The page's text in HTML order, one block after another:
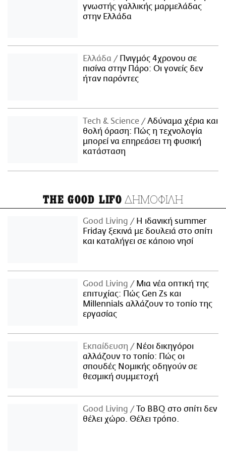
γνωστής γαλλικής μαρμελάδας
στην Ελλάδα
Ελλάδα
Πνιγμός 4χρονου σε
πισίνα στην Πάρο: Οι γονείς δεν
ήταν παρόντες
Τech & Science
Αδύναμα χέρια και
θολή όραση: Πώς η τεχνολογία
μπορεί να επηρεάσει τη φυσική
κατάσταση
THE GOOD LIFO ΔΗΜΟΦΙΛΗ
Good Living
Η ιδανική summer
Friday ξεκινά με δουλειά στο σπίτι
και καταλήγει σε κάποιο νησί
Good Living
Μια νέα οπτική της
επιτυχίας: Πώς Gen Zs και
Millennials αλλάζουν το τοπίο της
εργασίας
Εκπαίδευση
Νέοι δικηγόροι
αλλάζουν το τοπίο: Πώς οι
σπουδές Νομικής οδηγούν σε
θεσμική συμμετοχή
Good Living
Το BBQ στο σπίτι δεν
θέλει χώρο. Θέλει τρόπο.